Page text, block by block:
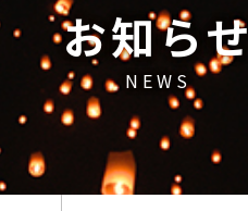
お知らせ
NEWS